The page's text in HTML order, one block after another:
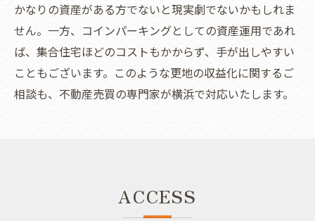
かなりの資産がある方でないと現実劇でないかもしれま
せん。一方、コインパーキングとしての資産運用であれ
ば、集合住宅ほどのコストもかからず、手が出しやすい
こともございます。このような更地の収益化に関するご
相談も、不動産売買の専門家が横浜で対応いたします。
ACCESS